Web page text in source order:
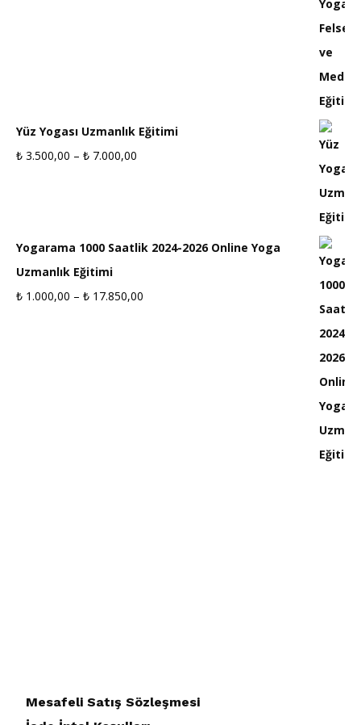
Yüz Yogası Uzmanlık Eğitimi
₺ 3.500,00 – ₺ 7.000,00
₺ 7.000,00
Yogarama 1000 Saatlik 2024-2026 Online Yoga
Uzmanlık Eğitimi
₺ 1.000,00 – ₺ 17.850,00
Mesafeli Satış Sözleşmesi